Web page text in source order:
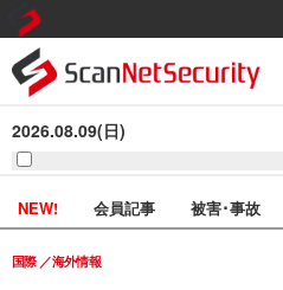
2026.08.09(日)
NEW! 会員記事 被害･事故
国際 海外情報